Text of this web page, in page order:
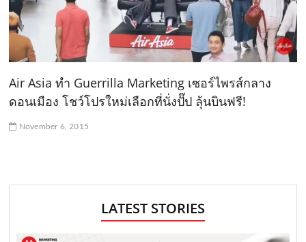
Air Asia ทำ Guerrilla Marketing เซอร์ไพรส์กลาง
ดอนเมือง โชว์โปรใหม่เลือกที่นั่งปั๊ป ลุ้นบินฟรี!
November 6, 2015
LATEST STORIES